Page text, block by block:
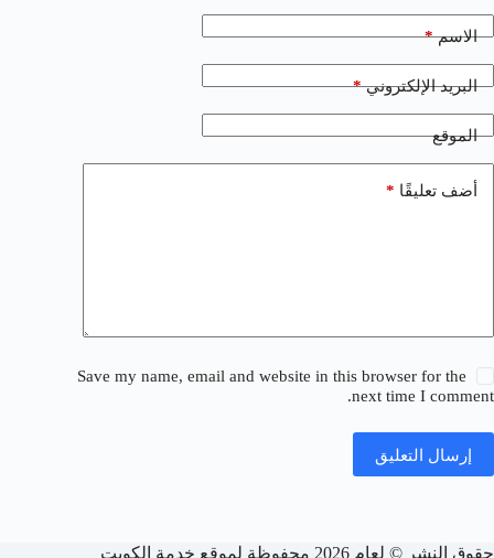
الاسم*
البريد الإلكتروني*
الموقع
أضف تعليقًا *
Save my name, email and website in this browser for the
next time I comment.
إرسال التعليق
حقوق النشر © لعام 2026 محفوظة لموقع خدمة الكويت